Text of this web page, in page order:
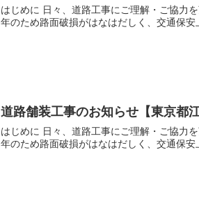
はじめに 日々、道路工事にご理解・ご協力
年のため路面破損がはなはだしく、交通保
道路舗装工事のお知らせ【東京都
はじめに 日々、道路工事にご理解・ご協力
年のため路面破損がはなはだしく、交通保